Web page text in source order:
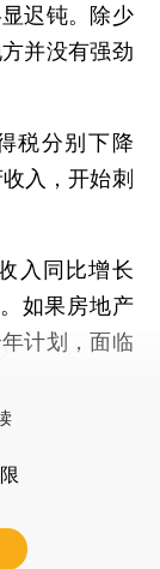
迟钝。除少
并没有强劲
分别下降
入，开始刺
入同比增长
如果房地产
计划，面临